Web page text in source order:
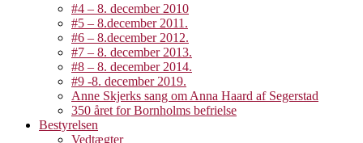
#4 – 8. december 2010
#5 – 8.december 2011.
#6 – 8.december 2012.
#7 – 8. december 2013.
#8 – 8. december 2014.
#9 -8. december 2019.
Anne Skjerks sang om Anna Haard af Segerstad
350 året for Bornholms befrielse
Bestyrelsen
Vedtægter